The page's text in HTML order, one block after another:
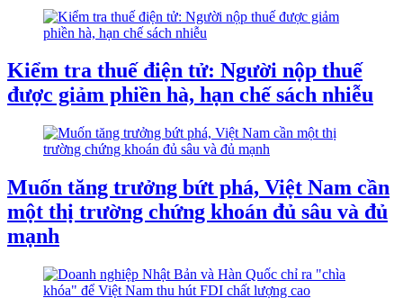
Kiểm tra thuế điện tử: Người nộp thuế
được giảm phiền hà, hạn chế sách nhiễu
Muốn tăng trưởng bứt phá, Việt Nam cần
một thị trường chứng khoán đủ sâu và đủ
mạnh